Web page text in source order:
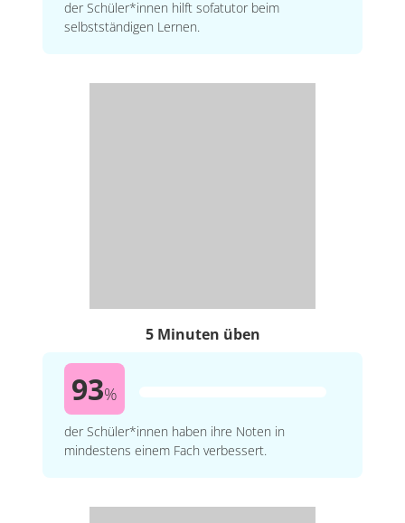
der Schüler*innen hilft sofatutor beim
selbstständigen Lernen.
5 Minuten üben
93%
der Schüler*innen haben ihre Noten in
mindestens einem Fach verbessert.